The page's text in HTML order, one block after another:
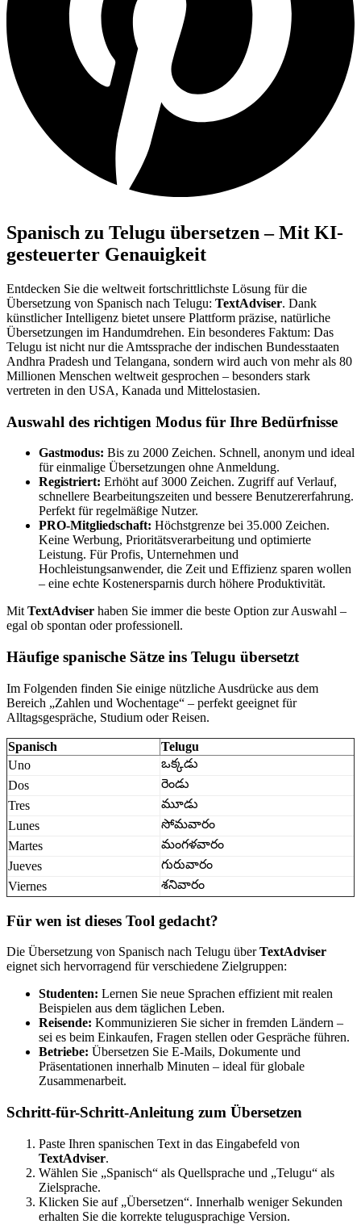
Spanisch zu Telugu übersetzen – Mit KI-
gesteuerter Genauigkeit
Entdecken Sie die weltweit fortschrittlichste Lösung für die
Übersetzung von Spanisch nach Telugu: TextAdviser. Dank
künstlicher Intelligenz bietet unsere Plattform präzise, natürliche
Übersetzungen im Handumdrehen. Ein besonderes Faktum: Das
Telugu ist nicht nur die Amtssprache der indischen Bundesstaaten
Andhra Pradesh und Telangana, sondern wird auch von mehr als 80
Millionen Menschen weltweit gesprochen – besonders stark
vertreten in den USA, Kanada und Mittelostasien.
Auswahl des richtigen Modus für Ihre Bedürfnisse
Gastmodus: Bis zu 2000 Zeichen. Schnell, anonym und ideal
für einmalige Übersetzungen ohne Anmeldung.
Registriert: Erhöht auf 3000 Zeichen. Zugriff auf Verlauf,
schnellere Bearbeitungszeiten und bessere Benutzererfahrung.
Perfekt für regelmäßige Nutzer.
PRO-Mitgliedschaft: Höchstgrenze bei 35.000 Zeichen.
Keine Werbung, Prioritätsverarbeitung und optimierte
Leistung. Für Profis, Unternehmen und
Hochleistungsanwender, die Zeit und Effizienz sparen wollen
– eine echte Kostenersparnis durch höhere Produktivität.
MitTextAdviser haben Sie immer die beste Option zur Auswahl –
egal ob spontan oder professionell.
Häufige spanische Sätze ins Telugu übersetzt
Im Folgenden finden Sie einige nützliche Ausdrücke aus dem
Bereich „Zahlen und Wochentage“ – perfekt geeignet für
Alltagsgespräche, Studium oder Reisen.
Spanisch
Telugu
Uno
ఒక్కడు
Dos
రెండు
Tres
మూడు
Lunes
సోమవారం
Martes
మంగళవారం
Jueves
గురువారం
Viernes
శనివారం
Für wen ist dieses Tool gedacht?
Die Übersetzung von Spanisch nach Telugu überTextAdviser
eignet sich hervorragend für verschiedene Zielgruppen:
Studenten: Lernen Sie neue Sprachen effizient mit realen
Beispielen aus dem täglichen Leben.
Reisende: Kommunizieren Sie sicher in fremden Ländern –
sei es beim Einkaufen, Fragen stellen oder Gespräche führen.
Betriebe: Übersetzen Sie E-Mails, Dokumente und
Präsentationen innerhalb Minuten – ideal für globale
Zusammenarbeit.
Schritt-für-Schritt-Anleitung zum Übersetzen
Paste Ihren spanischen Text in das Eingabefeld von
TextAdviser.
Wählen Sie „Spanisch“ als Quellsprache und „Telugu“ als
Zielsprache.
Klicken Sie auf „Übersetzen“. Innerhalb weniger Sekunden
erhalten Sie die korrekte telugusprachige Version.